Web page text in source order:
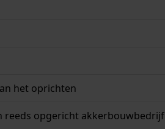
het oprichten
reeds opgericht akkerbouwbedrijf